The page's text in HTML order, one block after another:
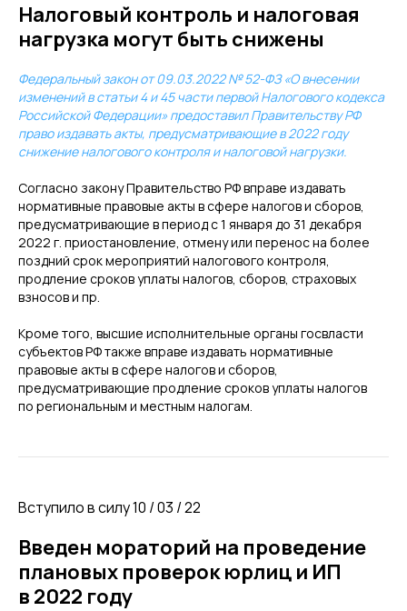
Налоговый контроль и налоговая
нагрузка могут быть снижены
Федеральный закон от 09.03.2022 № 52-ФЗ «О внесении
изменений в статьи 4 и 45 части первой Налогового кодекса
Российской Федерации» предоставил Правительству РФ
право издавать акты, предусматривающие в 2022 году
снижение налогового контроля и налоговой нагрузки.
Согласно закону Правительство РФ вправе издавать
нормативные правовые акты в сфере налогов и сборов,
предусматривающие в период с 1 января до 31 декабря
2022 г. приостановление, отмену или перенос на более
поздний срок мероприятий налогового контроля,
продление сроков уплаты налогов, сборов, страховых
взносов и пр.
Кроме того, высшие исполнительные органы госвласти
субъектов РФ также вправе издавать нормативные
правовые акты в сфере налогов и сборов,
предусматривающие продление сроков уплаты налогов
по региональным и местным налогам.
Вступило в силу 10 / 03 / 22
Введен мораторий на проведение
плановых проверок юрлиц и ИП
в 2022 году